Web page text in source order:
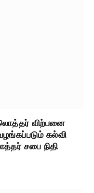
லொத்தர் விற்பனை
கல்வி
சபை நிதி